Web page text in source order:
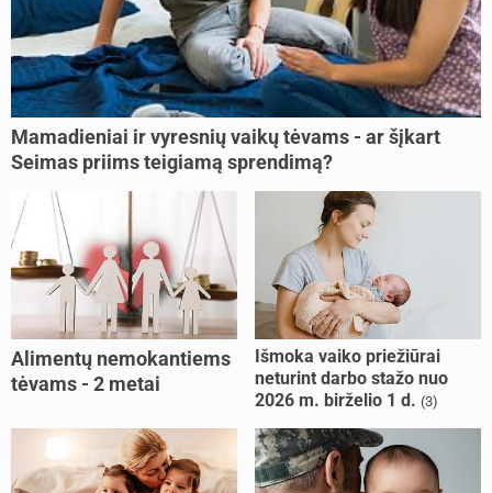
Mamadieniai ir vyresnių vaikų tėvams - ar šįkart
Seimas priims teigiamą sprendimą?
Alimentų nemokantiems
tėvams - 2 metai
Išmoka vaiko priežiūrai
neturint darbo stažo nuo
2026 m. birželio 1 d. (3)